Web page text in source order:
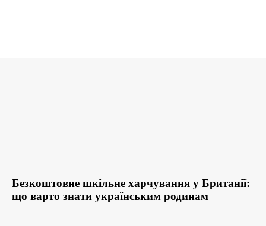
Безкоштовне шкільне харчування у Британії:
що варто знати українським родинам